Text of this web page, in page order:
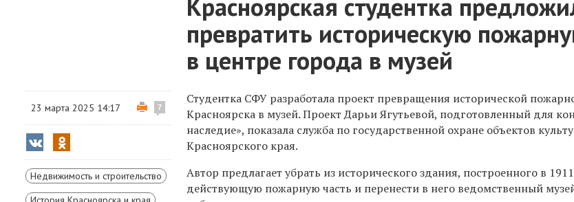
превратить историческую
в центре города в музей
23 марта 2025 14:17 7
Недвижимость и строительство
Студентка СФУ разработала проект превращения исторической
Красноярска в музей. Проект Дарьи Ягутьевой, подготовленный для
наследие», показала служба по государственной охране объектов
Красноярского края.
Автор предлагает убрать из исторического здания, построенного в
действующую пожарную часть и перенести в него ведомственный